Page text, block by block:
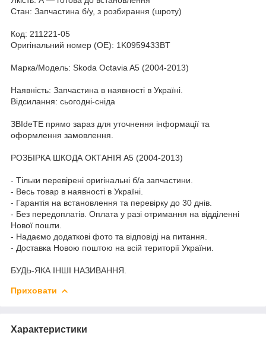
Стан: Запчастина б/у, з розбирання (шроту)
Код: 211221-05
Оригінальний номер (ОЕ): 1K0959433BT
Марка/Модель: Skoda Octavia A5 (2004-2013)
Наявність: Запчастина в наявності в Україні.
Відсилання: сьогодні-сніда
ЗВІdeТЕ прямо зараз для уточнення інформації та
оформлення замовлення.
РОЗБІРКА ШКОДА ОКТАНІЯ A5 (2004-2013)
- Тільки перевірені оригінальні б/а запчастини.
- Весь товар в наявності в Україні.
- Гарантія на встановлення та перевірку до 30 днів.
- Без передоплатів. Оплата у разі отримання на відділенні
Нової пошти.
- Надаємо додаткові фото та відповіді на питання.
- Доставка Новою поштою на всій території України.
БУДЬ-ЯКА ІНШІ НАЗИВАННЯ.
Приховати
Характеристики